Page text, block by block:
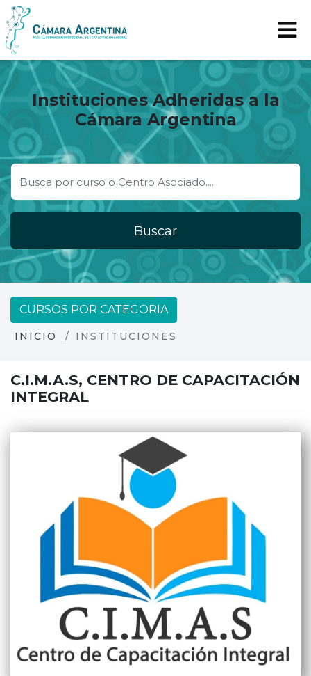
Instituciones Adheridas a la
Cámara Argentina
Buscar
CURSOS POR CATEGORIA
INICIO INSTITUCIONES
C.I.M.A.S, CENTRO DE CAPACITACIÓN
INTEGRAL